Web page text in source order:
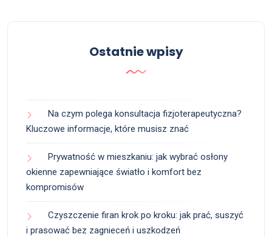
Ostatnie wpisy
Na czym polega konsultacja fizjoterapeutyczna?
Kluczowe informacje, które musisz znać
Prywatność w mieszkaniu: jak wybrać osłony
okienne zapewniające światło i komfort bez
kompromisów
Czyszczenie firan krok po kroku: jak prać, suszyć
i prasować bez zagnieceń i uszkodzeń